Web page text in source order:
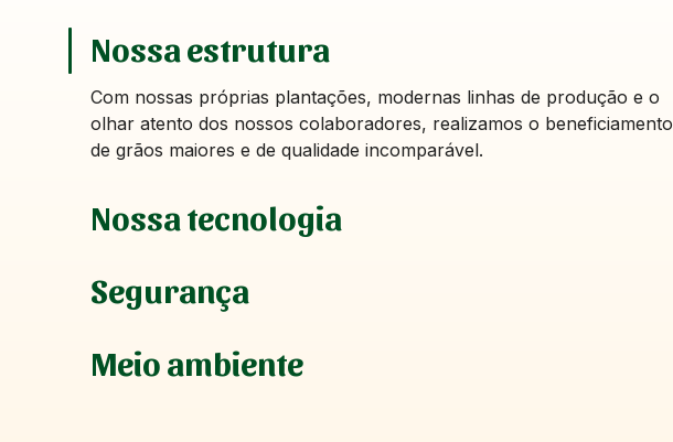
Nossa estrutura
Com nossas próprias plantações, modernas linhas de produção e o
olhar atento dos nossos colaboradores, realizamos o beneficiamento
de grãos maiores e de qualidade incomparável.
Nossa tecnologia
Segurança
Meio ambiente